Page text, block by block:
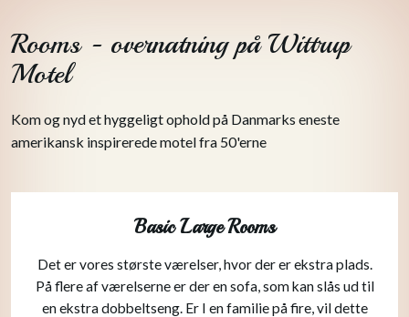
Rooms - overnatning på Wittrup
Motel
Kom og nyd et hyggeligt ophold på Danmarks eneste
amerikansk inspirerede motel fra 50'erne​
Basic Large Rooms
Det er vores største værelser, hvor der er ekstra plads.
På flere af værelserne er der en sofa, som kan slås ud til
en ekstra dobbeltseng. Er I en familie på fire, vil dette